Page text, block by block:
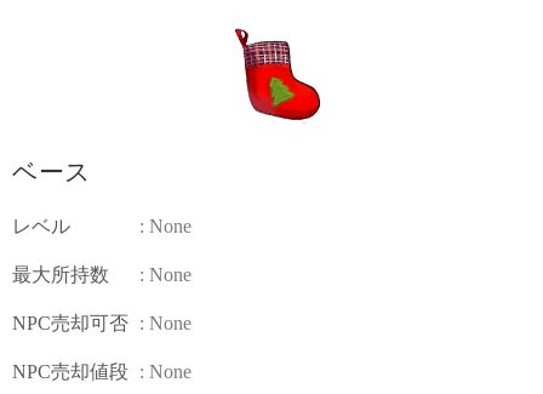
ベース
レベル : None
最大所持数 : None
NPC売却可否 : None
NPC売却値段 : None